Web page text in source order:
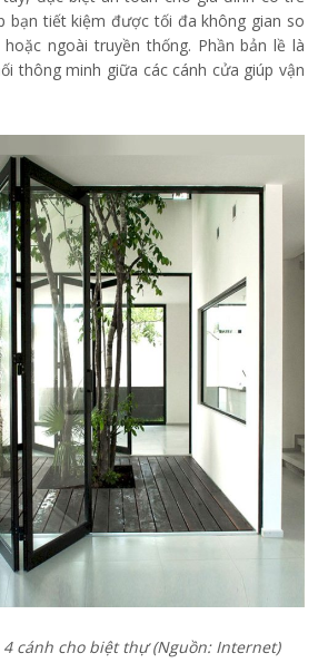
bạn tiết kiệm được tối đa không gian so
ngoài truyền thống. Phần bản lề là
thông minh giữa các cánh cửa giúp vận
cánh cho biệt thự(Nguồn: Internet)